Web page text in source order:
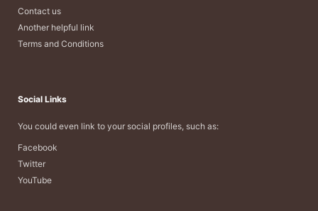
Contact us
Another helpful link
Terms and Conditions
Social Links
You could even link to your social profiles, such as:
Facebook
Twitter
YouTube